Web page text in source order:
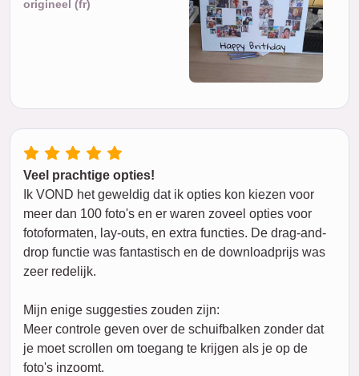
origineel (fr)
Veel prachtige opties!
Ik VOND het geweldig dat ik opties kon kiezen voor
meer dan 100 foto's en er waren zoveel opties voor
fotoformaten, lay-outs, en extra functies. De drag-and-
drop functie was fantastisch en de downloadprijs was
zeer redelijk.
Mijn enige suggesties zouden zijn:
Meer controle geven over de schuifbalken zonder dat
je moet scrollen om toegang te krijgen als je op de
foto's inzoomt.